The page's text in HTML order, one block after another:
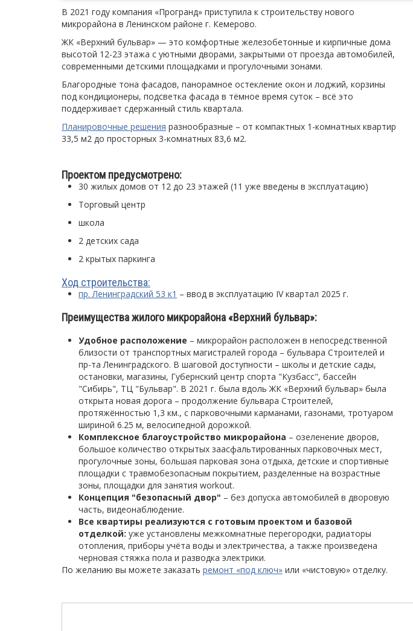
В 2021 году компания «Програнд» приступила к строительству нового
микрорайона в Ленинском районе г. Кемерово.
ЖК «Верхний бульвар» — это комфортные железобетонные и кирпичные дома
высотой 12-23 этажа с уютными дворами, закрытыми от проезда автомобилей,
современными детскими площадками и прогулочными зонами.
Благородные тона фасадов, панорамное остекление окон и лоджий, корзины
под кондиционеры, подсветка фасада в тёмное время суток – всё это
поддерживает сдержанный стиль квартала.
Планировочные решения разнообразные – от компактных 1-комнатных квартир
33,5 м2 до просторных 3-комнатных 83,6 м2.
Проектом предусмотрено:
30 жилых домов от 12 до 23 этажей (11 уже введены в эксплуатацию)
Торговый центр
школа
2 детских сада
2 крытых паркинга
Ход строительства:
пр. Ленинградский 53 к1 – ввод в эксплуатацию IV квартал 2025 г.
Преимущества жилого микрорайона «Верхний бульвар»:
Удобное расположение – микрорайон расположен в непосредственной
близости от транспортных магистралей города – бульвара Строителей и
пр-та Ленинградского. В шаговой доступности – школы и детские сады,
остановки, магазины, Губернский центр спорта "Кузбасс", бассейн
"Сибирь", ТЦ "Бульвар". В 2021 г. была вдоль ЖК «Верхний бульвар» была
открыта новая дорога – продолжение бульвара Строителей,
протяжённостью 1,3 км., с парковочными карманами, газонами, тротуаром
шириной 6.25 м, велосипедной дорожкой.
Комплексное благоустройство микрорайона – озеленение дворов,
большое количество открытых заасфальтированных парковочных мест,
прогулочные зоны, большая парковая зона отдыха, детские и спортивные
площадки с травмобезопасным покрытием, разделенные на возрастные
зоны, площадки для занятия workout.
Концепция "безопасный двор" – без допуска автомобилей в дворовую
часть, видеонаблюдение.
Все квартиры реализуются с готовым проектом и базовой
отделкой: уже установлены межкомнатные перегородки, радиаторы
отопления, приборы учёта воды и электричества, а также произведена
черновая стяжка пола и разводка электрики.
По желанию вы можете заказать ремонт «под ключ» или «чистовую» отделку.